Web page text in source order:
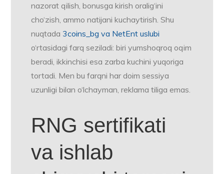
nazorat qilish, bonusga kirish oralig‘ini
cho‘zish, ammo natijani kuchaytirish. Shu
nuqtada 3coins_bg va NetEnt uslubi
o‘rtasidagi farq seziladi: biri yumshoqroq oqim
beradi, ikkinchisi esa zarba kuchini yuqoriga
tortadi. Men bu farqni har doim sessiya
uzunligi bilan o‘lchayman, reklama tiliga emas.
RNG sertifikati
va ishlab